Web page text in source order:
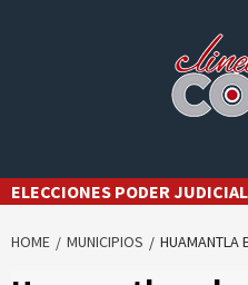
ELECCIONES PODER
HOME MUNICIPIOS HUAMANTLA